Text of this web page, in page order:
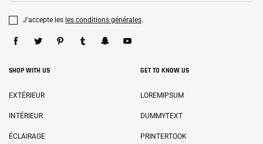
J'accepte les les conditions générales.
SHOP WITH US
EXTÉRIEUR
INTÉRIEUR
ÉCLAIRAGE
GET TO KNOW US
LOREMIPSUM
DUMMYTEXT
PRINTERTOOK